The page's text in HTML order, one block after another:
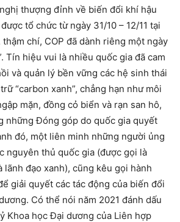
thượng đỉnh về biến đổi khí hậu
tổ chức từ ngày 31/10 – 12/11 tại
thậm chí, COP đã dành riêng một ngày
Tín hiệu vui là nhiều quốc gia đã cam
và quản lý bền vững các hệ sinh thái
“carbon xanh”, chẳng hạn như môi
mặn, đồng cỏ biển và rạn san hô,
những Đóng góp do quốc gia quyết
đó, một liên minh những người ủng
nguyên thủ quốc gia (được gọi là
lãnh đạo xanh), cũng kêu gọi hành
giải quyết các tác động của biến đổi
Có thể nói năm 2021 đánh dấu
Khoa học Đại dương của Liên hợp